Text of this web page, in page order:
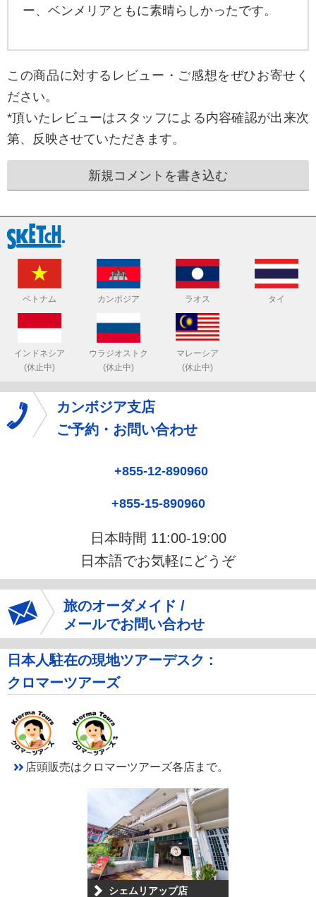
ー、ベンメリアともに素晴らしかったです。
この商品に対するレビュー・ご感想をぜひお寄せく
ださい。
*頂いたレビューはスタッフによる内容確認が出来次
第、反映させていただきます。
新規コメントを書き込む
ベトナム カンボジア ラオス タイ
インドネシア
(休止中)
ウラジオストク
(休止中)
マレーシア
(休止中)
カンボジア支店
ご予約・お問い合わせ
+855-12-890960
+855-15-890960
日本時間 11:00-19:00
日本語でお気軽にどうぞ
旅のオーダメイド /
メールでお問い合わせ
日本人駐在の現地ツアーデスク :
クロマーツアーズ
店頭販売はクロマーツアーズ各店まで。
シェムリアップ店